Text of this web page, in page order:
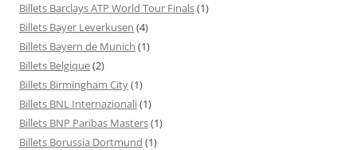
Billets Barclays ATP World Tour Finals(1)
Billets Bayer Leverkusen (4)
Billets Bayern de Munich (1)
Billets Belgique(2)
Billets Birmingham City(1)
Billets BNL Internazionali(1)
Billets BNP Paribas Masters(1)
Billets Borussia Dortmund (1)